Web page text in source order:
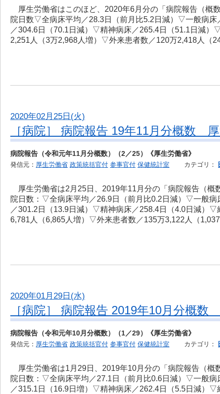
厚生労働省はこのほど、2020年6月分の「病院報告（概
院日数▽全病床平均／28.3日（前月比5.2日減）▽一般病
／304.6日（70.1日減）▽精神病床／265.4日（51.1日減
2,251人（3万2,968人増）▽外来患者数／120万2,418人（
2020年02月25日(火)
［病院］ 病院報告 19年11月分概数
病院報告（令和元年11月分概数）（2／25）《厚生労働省》
発信元： 厚生労働省 政策統括官付 参事官付 保健統計室 カテゴリ：
厚生労働省は2月25日、2019年11月分の「病院報告（概
院日数：▽全病床平均／26.9日（前月比0.2日減）▽一般
／301.2日（13.9日減）▽精神病床／258.4日（4.0日減）
6,781人（6,865人増）▽外来患者数／135万3,122人（
2020年01月29日(水)
［病院］ 病院報告 2019年10月分概
病院報告（令和元年10月分概数）（1／29）《厚生労働省》
発信元： 厚生労働省 政策統括官付 参事官付 保健統計室 カテゴリ：
厚生労働省は1月29日、2019年10月分の「病院報告（概
院日数：▽全病床平均／27.1日（前月比0.6日減）▽一般
／315.1日（16.9日増）▽精神病床／262.4日（5.5日減）